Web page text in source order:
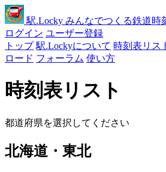
駅.Locky みんなでつくる鉄道時
ログイン ユーザー登録
トップ 駅.Lockyについて 時刻表リス
ロード フォーラム 使い方
時刻表リスト
都道府県を選択してください
北海道・東北